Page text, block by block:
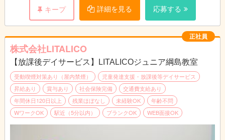
個別支援計画に沿って指導の準備をします。
プリントやカードの他、おもちゃやタブレットを使うことも。
↓
個別支援計画の作成
お子さまひとり一人に6か月間の個別支援計画を作成していま
す。
↓
お昼|休憩・ランチタイムです。
↓
指導
個別支援計画に基づきお子さまに指導を実施します。
個別指導では45分の指導をし、小集団指導では1時間半～3時間
の指導をします。
キープ 詳細を見る 応募する
正社員
株式会社LITALICO
【放課後デイサービス】LITALICOジュニア綱島教室
受動喫煙対策あり（屋内禁煙）
児童発達支援・放課後等デイサービス
昇給あり
賞与あり 社会保険完備
交通費支給あり
年間休日120日以上
残業ほぼなし 未経験OK
年齢不問
WワークOK
駅近（5分以内） ブランクOK WEB面接OK